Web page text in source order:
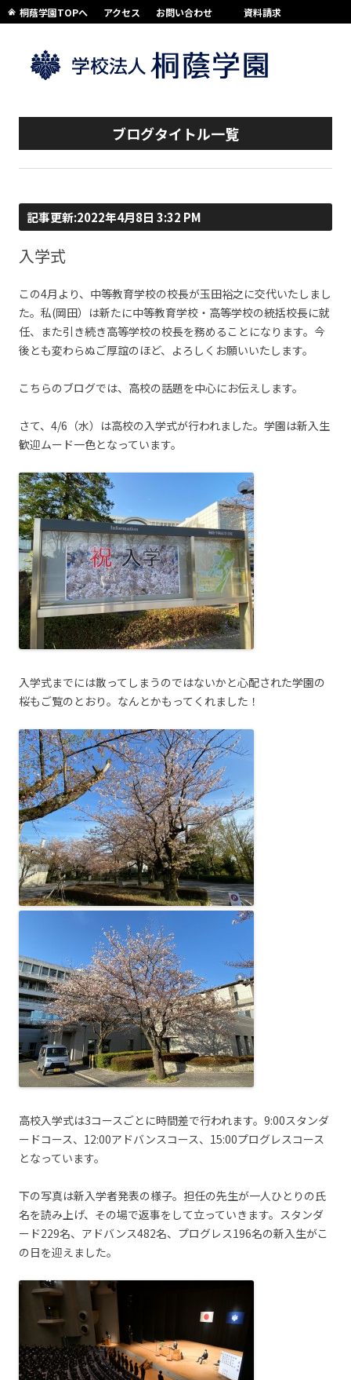
桐蔭学園TOPへ アクセス お問い合わせ 資料請求
ブログタイトル一覧
記事更新:2022年4月8日 3:32 PM
入学式
この4月より、中等教育学校の校長が玉田裕之に交代いたしまし
た。私(岡田）は新たに中等教育学校・高等学校の統括校長に就
任、また引き続き高等学校の校長を務めることになります。今
後とも変わらぬご厚誼のほど、よろしくお願いいたします。
こちらのブログでは、高校の話題を中心にお伝えします。
さて、4/6（水）は高校の入学式が行われました。学園は新入生
歓迎ムード一色となっています。
入学式までには散ってしまうのではないかと心配された学園の
桜もご覧のとおり。なんとかもってくれました！
高校入学式は3コースごとに時間差で行われます。9:00スタンダ
ードコース、12:00アドバンスコース、15:00プログレスコース
となっています。
下の写真は新入学者発表の様子。担任の先生が一人ひとりの氏
名を読み上げ、その場で返事をして立っていきます。スタンダ
ード229名、アドバンス482名、プログレス196名の新入生がこ
の日を迎えました。